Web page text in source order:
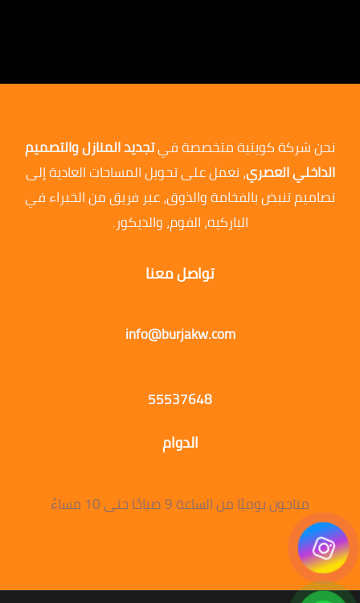
نحن شركة كويتية متخصصة فيتجديد المنازل والتصميم
الداخلي العصري، نعمل على تحويل المساحات العادية إلى
تصاميم تنبض بالفخامة والذوق، عبر فريق من الخبراء في
الباركيه، الفوم، والديكور.
تواصل معنا
info@burjakw.com
55537648
الدوام
متاحون يوميًا من الساعة 9 صباحًا حتى 10 مساءً